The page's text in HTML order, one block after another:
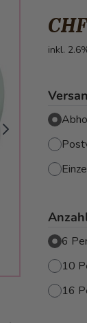
inkl.
6
10
16